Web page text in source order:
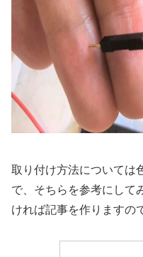
取り付け方法については
で、そちらを参考にして
ければ記事を作りますの